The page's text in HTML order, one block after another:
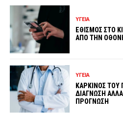
ΥΓΕΙΑ
ΕΘΙΣΜΟΣ ΣΤΟ
ΑΠΟ ΤΗΝ
ΥΓΕΙΑ
ΚΑΡΚΙΝΟΣ ΤΟΥ
ΔΙΑΓΝΩΣΗ
ΠΡΟΓΝΩΣΗ